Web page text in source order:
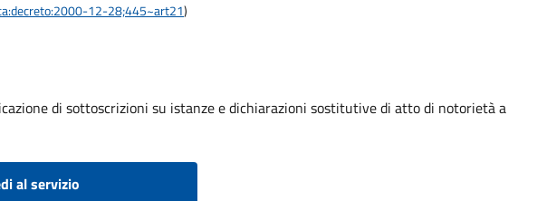
12-28;445~art21)
di sottoscrizioni su istanze e dichiarazioni sostitutive di atto di notorietà a
al servizio